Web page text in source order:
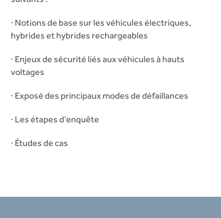
· Notions de base sur les véhicules électriques,
hybrides et hybrides rechargeables
· Enjeux de sécurité liés aux véhicules à hauts
voltages
· Exposé des principaux modes de défaillances
· Les étapes d’enquête
· Études de cas